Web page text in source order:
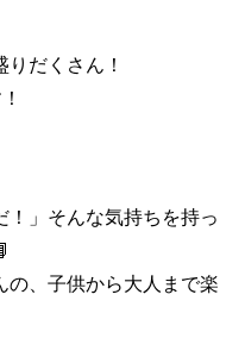
だくさん！
！」そんな気持ちを持っ
の、子供から大人まで楽